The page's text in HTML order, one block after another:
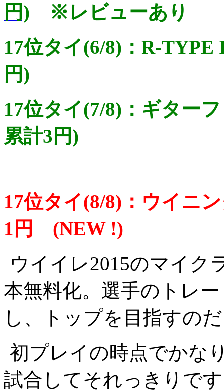
円) ※レビューあり
17位タイ(6/8)：R-
円)
17位タイ(7/8)：ギタ
累計3円)
17位タイ(8/8)：ウイニ
1円 (NEW !)
ウイイレ2015のマイク
本無料化。選手のトレ
し、トップを目指すの
初プレイの時点でかな
試合してそれっきりで